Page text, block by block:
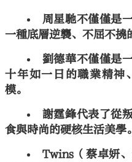
周星馳不僅僅是
一種底層逆襲、不屈不撓
劉德華不僅僅是
十年如一日的職業精神
模。
謝霆鋒代表了從
食與時尚的硬核生活美學。
Twins （蔡卓妍